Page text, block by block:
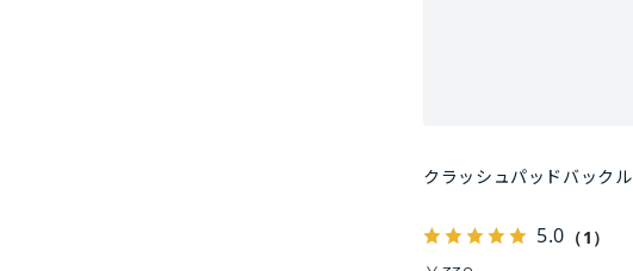
クラッシュパッドバックル
5.0 （1）